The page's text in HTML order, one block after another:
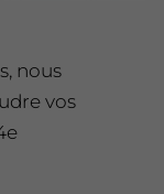
nous
vos